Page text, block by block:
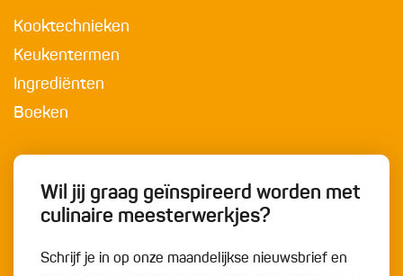
Kooktechnieken
Keukentermen
Ingrediënten
Boeken
Wil jij graag geïnspireerd worden met
culinaire meesterwerkjes?
Schrijf je in op onze maandelijkse nieuwsbrief en